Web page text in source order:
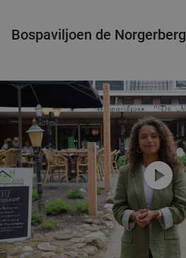
Bospaviljoen de Norgerberg
play_circle